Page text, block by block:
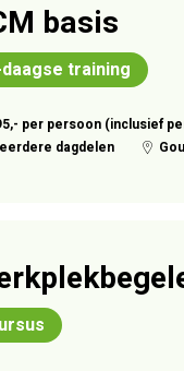
basis
training
per persoon (inclusief
dagdelen